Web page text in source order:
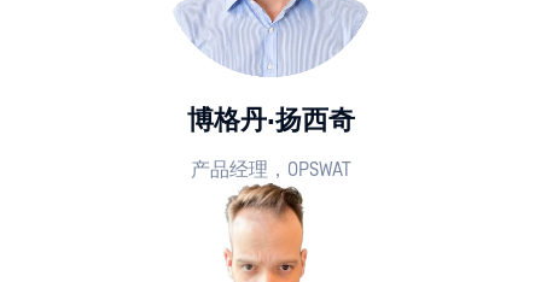
博格丹·扬西奇
产品经理，OPSWAT